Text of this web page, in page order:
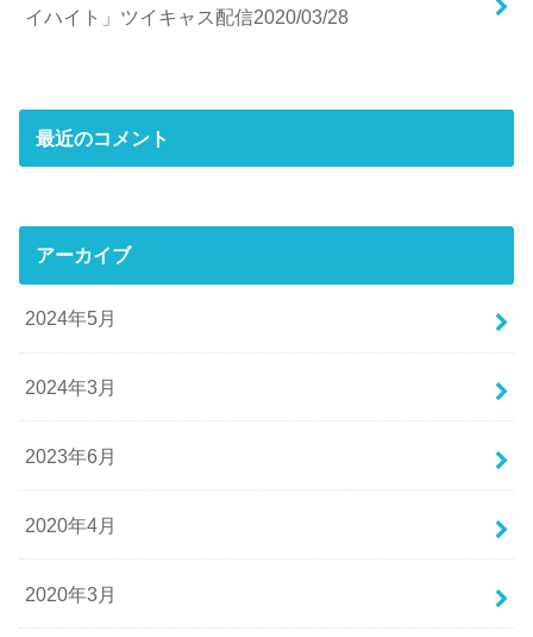
イハイト」ツイキャス配信2020/03/28
最近のコメント
アーカイブ
2024年5月
2024年3月
2023年6月
2020年4月
2020年3月